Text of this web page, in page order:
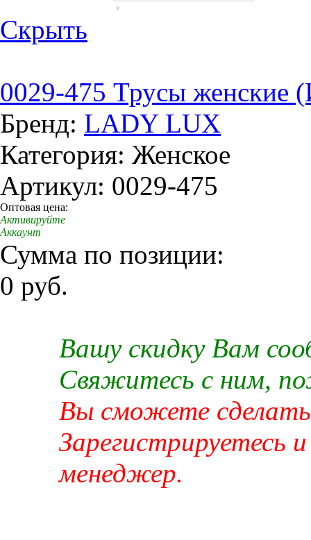
+
Скрыть
0029-475 Трусы женские
Бренд: LADY LUX
Категория: Женское
Артикул: 0029-475
Оптовая цена:
Активируйте
Аккаунт
Сумма по позиции:
0 руб.
Вашу скидку Вам
Свяжитесь с ним,
Вы сможете сделать
Зарегистрируетесь
менеджер.